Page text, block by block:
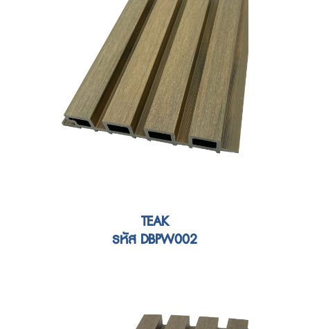
TEAK
รหัส DBPW002